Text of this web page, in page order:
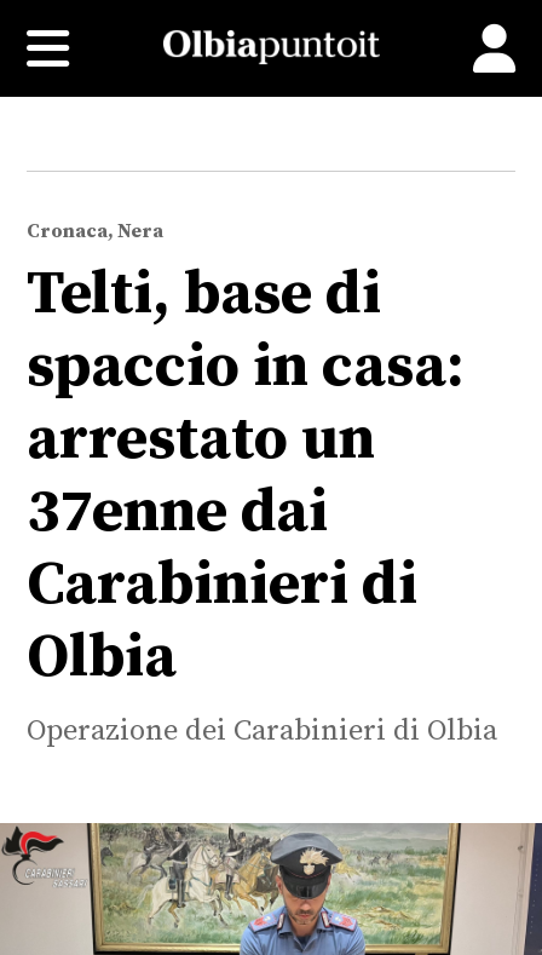
Cronaca, Nera
Telti, base di
spaccio in casa:
arrestato un
37enne dai
Carabinieri di
Olbia
Operazione dei Carabinieri di Olbia